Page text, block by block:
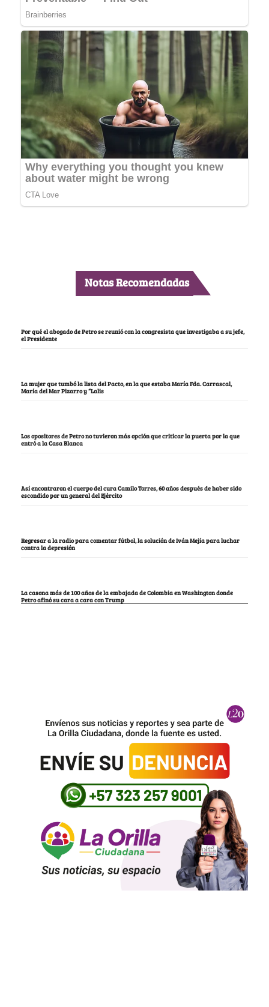
Notas Recomendadas
Por qué el abogado de Petro se reunió con la congresista que investigaba a su jefe,
el Presidente
La mujer que tumbó la lista del Pacto, en la que estaba María Fda. Carrascal,
María del Mar Pizarro y “Lalis
Los opositores de Petro no tuvieron más opción que criticar la puerta por la que
entró a la Casa Blanca
Así encontraron el cuerpo del cura Camilo Torres, 60 años después de haber sido
escondido por un general del Ejército
Regresar a la radio para comentar fútbol, la solución de Iván Mejía para luchar
contra la depresión
La casona más de 100 años de la embajada de Colombia en Washington donde
Petro afinó su cara a cara con Trump